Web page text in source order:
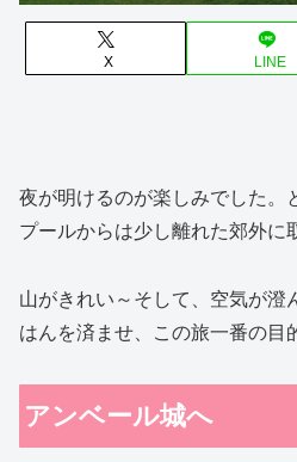
X LINE
夜が明けるのが楽しみでした。
プールからは少し離れた郊外に
山がきれい～そして、空気が澄
はんを済ませ、この旅一番の目
アンベール城へ